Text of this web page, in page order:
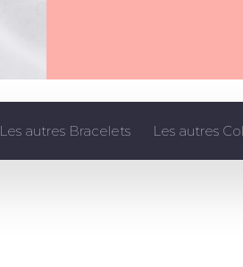
Les autres Bracelets Les autres